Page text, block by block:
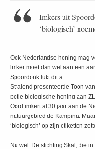
Imkers uit
‘biologisch’
Ook Nederlandse honing mag
imker moet dan wel aan een
Spoordonk lukt dit al.
Stralend presenteerde Toon
potje biologische honing aan
Oord imkert al 30 jaar aan de
natuurgebied de Kampina.
‘biologisch’ op zijn etiketten
Nu wel. De stichting Skal, die